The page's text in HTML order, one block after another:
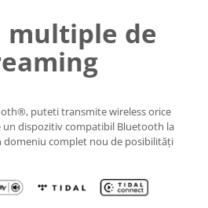
multiple de
puteti transmite wireless orice
un dispozitiv compatibil Bluetooth la
domeniu complet nou de posibilități